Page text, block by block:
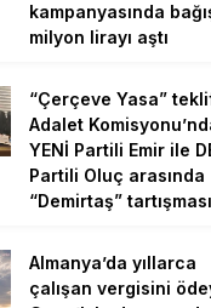
kampanyasında
milyon lirayı aştı
“Çerçeve Yasa”
Adalet
YENİ Partili Emir ile
Partili Oluç arasında
“Demirtaş” tartışması
Almanya’da yıllarca
çalışan vergisini